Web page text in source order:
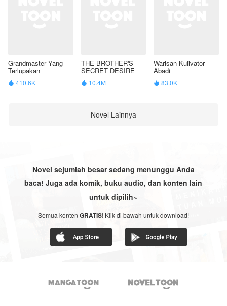
Grandmaster Yang
Terlupakan
 410.6K
THE BROTHER'S
SECRET DESIRE
 10.4M
Warisan Kulivator
Abadi
 83.0K
Novel Lainnya
Novel sejumlah besar sedang menunggu Anda
baca! Juga ada komik, buku audio, dan konten lain
untuk dipilih~
Semua konten GRATIS! Klik di bawah untuk download!
 